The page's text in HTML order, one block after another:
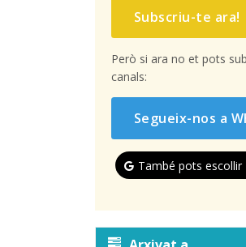
Subscriu-te ara!
Però si ara no et pots
canals:
Segueix-nos a
També pots